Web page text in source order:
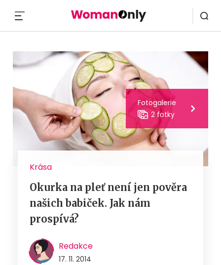
Fotogalerie
2 fotky
Krása
Okurka na pleť není jen pověra
našich babiček. Jak nám
prospívá?
Redakce
17. 11. 2014